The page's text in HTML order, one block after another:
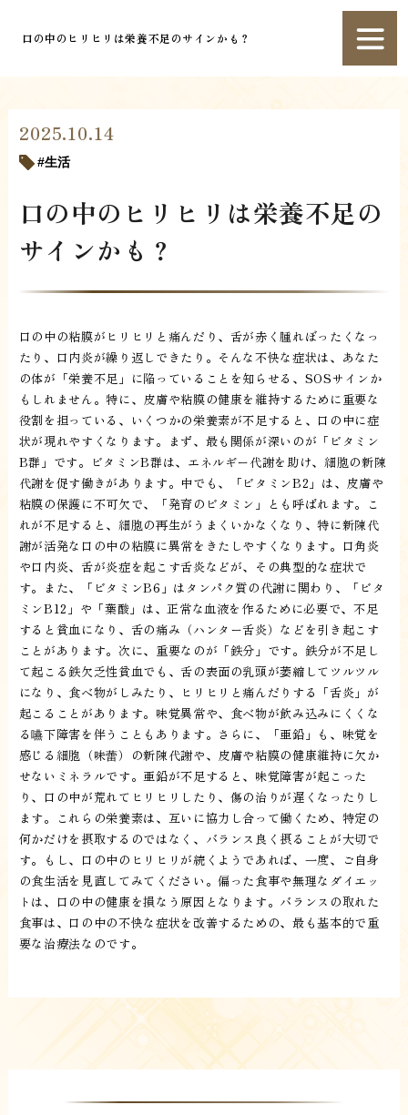
口の中のヒリヒリは栄養不足のサインかも？
2025.10.14
生活
口の中のヒリヒリは栄養不足の
サインかも？
口の中の粘膜がヒリヒリと痛んだり、舌が赤く腫れぼったくなっ
たり、口内炎が繰り返しできたり。そんな不快な症状は、あなた
の体が「栄養不足」に陥っていることを知らせる、SOSサインか
もしれません。特に、皮膚や粘膜の健康を維持するために重要な
役割を担っている、いくつかの栄養素が不足すると、口の中に症
状が現れやすくなります。まず、最も関係が深いのが「ビタミン
B群」です。ビタミンB群は、エネルギー代謝を助け、細胞の新陳
代謝を促す働きがあります。中でも、「ビタミンB2」は、皮膚や
粘膜の保護に不可欠で、「発育のビタミン」とも呼ばれます。こ
れが不足すると、細胞の再生がうまくいかなくなり、特に新陳代
謝が活発な口の中の粘膜に異常をきたしやすくなります。口角炎
や口内炎、舌が炎症を起こす舌炎などが、その典型的な症状で
す。また、「ビタミンB6」はタンパク質の代謝に関わり、「ビタ
ミンB12」や「葉酸」は、正常な血液を作るために必要で、不足
すると貧血になり、舌の痛み（ハンター舌炎）などを引き起こす
ことがあります。次に、重要なのが「鉄分」です。鉄分が不足し
て起こる鉄欠乏性貧血でも、舌の表面の乳頭が萎縮してツルツル
になり、食べ物がしみたり、ヒリヒリと痛んだりする「舌炎」が
起こることがあります。味覚異常や、食べ物が飲み込みにくくな
る嚥下障害を伴うこともあります。さらに、「亜鉛」も、味覚を
感じる細胞（味蕾）の新陳代謝や、皮膚や粘膜の健康維持に欠か
せないミネラルです。亜鉛が不足すると、味覚障害が起こった
り、口の中が荒れてヒリヒリしたり、傷の治りが遅くなったりし
ます。これらの栄養素は、互いに協力し合って働くため、特定の
何かだけを摂取するのではなく、バランス良く摂ることが大切で
す。もし、口の中のヒリヒリが続くようであれば、一度、ご自身
の食生活を見直してみてください。偏った食事や無理なダイエッ
トは、口の中の健康を損なう原因となります。バランスの取れた
食事は、口の中の不快な症状を改善するための、最も基本的で重
要な治療法なのです。